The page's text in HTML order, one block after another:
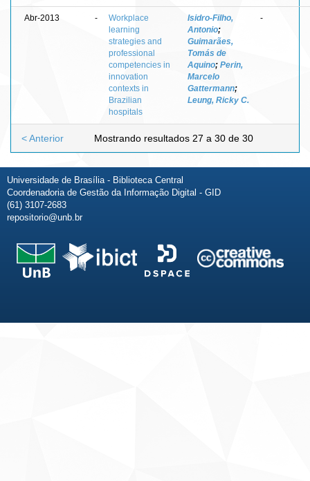
Abr-2013 -
Workplace
learning
strategies and
professional
competencies in
innovation
contexts in
Brazilian
hospitals
Isidro-Filho,
Antonio;
Guimarães,
Tomás de
Aquino; Perin,
Marcelo
Gattermann;
Leung, Ricky C.
-
Mostrando resultados 27 a 30 de 30
< Anterior
Universidade de Brasília - Biblioteca Central
Coordenadoria de Gestão da Informação Digital - GID
(61) 3107-2683
repositorio@unb.br